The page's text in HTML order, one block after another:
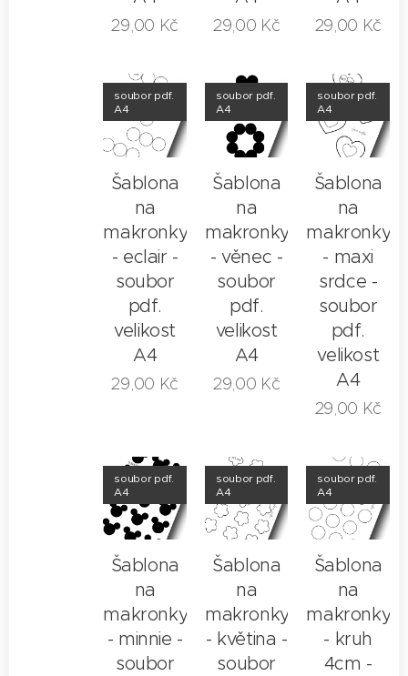
29,00 Kč 29,00 Kč 29,00 Kč
Šablona
na
makronky
- eclair -
soubor
pdf.
velikost
A4
soubor pdf.
A4
29,00 Kč
Šablona
na
makronky
- věnec -
soubor
pdf.
velikost
A4
soubor pdf.
A4
29,00 Kč
Šablona
na
makronky
- maxi
srdce -
soubor
pdf.
velikost
A4
soubor pdf.
A4
29,00 Kč
Šablona
na
makronky
- minnie -
soubor
soubor pdf.
A4
Šablona
na
makronky
- květina -
soubor
soubor pdf.
A4
Šablona
na
makronky
- kruh
4cm -
soubor pdf.
A4